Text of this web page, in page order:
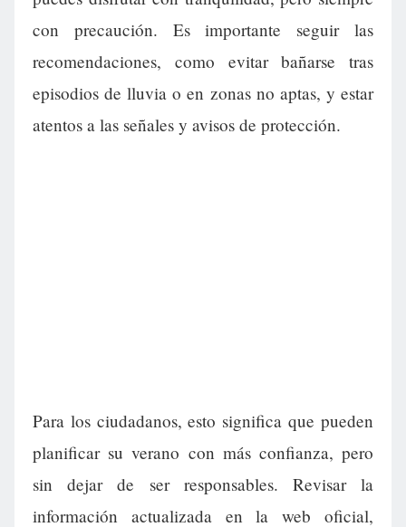
con precaución. Es importante seguir las
recomendaciones, como evitar bañarse tras
episodios de lluvia o en zonas no aptas, y estar
atentos a las señales y avisos de protección.
Para los ciudadanos, esto significa que pueden
planificar su verano con más confianza, pero
sin dejar de ser responsables. Revisar la
información actualizada en la web oficial,